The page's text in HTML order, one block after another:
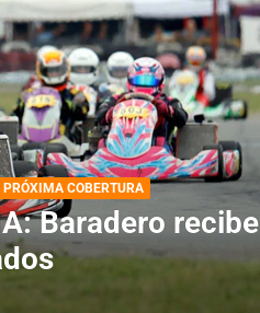
Horarios para la